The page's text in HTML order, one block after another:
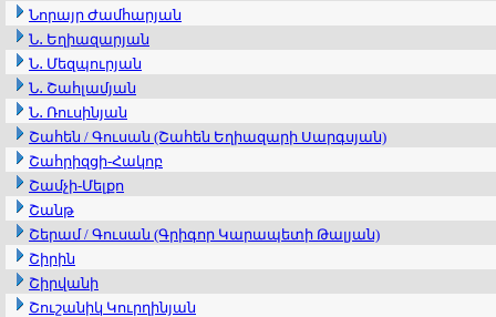
Նորայր Ժամհարյան
Ն․ Եղիազարյան
Ն․ Մեզպուրյան
Ն․ Շահլամյան
Ն․ Ռուսինյան
Շահեն / Գուսան (Շահեն Եղիազարի Սարգսյան)
Շահրիզցի-Հակոբ
Շամչի-Մելքո
Շանթ
Շերամ / Գուսան (Գրիգոր Կարապետի Թալյան)
Շիրին
Շիրվանի
Շուշանիկ Կուրղինյան